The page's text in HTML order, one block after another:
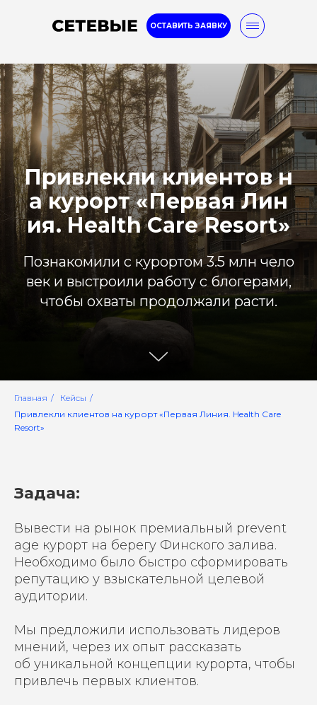
Блог
Кейсы
Услуги
ОСТАВИТЬ ЗАЯВКУ
8-800-777-32-96
Internet marketing
Привлекли клиентов н
а курорт «Первая Лин
ия. Health Care Resort»
Познакомили с курортом 3.5 млн чело
век и выстроили работу с блогерами,
чтобы охваты продолжали расти.
Главная / Кейсы /
Привлекли клиентов на курорт «Первая Линия. Health Care
Resort»
Задача:
Вывести на рынок премиальный prevent
age курорт на берегу Финского залива.
Необходимо было быстро сформировать
репутацию у взыскательной целевой
аудитории.
Мы предложили использовать лидеров
мнений, через их опыт рассказать
об уникальной концепции курорта, чтобы
привлечь первых клиентов.